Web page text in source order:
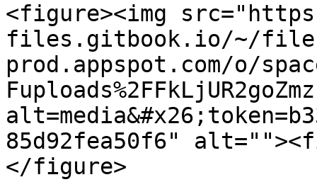
<figure><img
files.gitbook.io/~/
prod.appspot.com/o/
85d92fea50f6"
</figure>